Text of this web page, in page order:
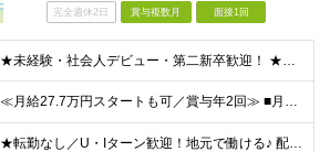
完全週休2日 賞与複数月 面接1回
★未経験・社会人デビュー・第二新卒歓迎！ ★フリーターやブランクのある方も大歓迎！ ★20～40代幅広く活躍中 ■学歴不問 ＼こんな方にピッタリ／ --------------------- □ 正
≪月給27.7万円スタートも可／賞与年2回≫ ■月給21万円～27.7万円＋各種手当＋賞与年2回 ※給与は勤務地に応じて変更します ※年齢や経験・スキルなどを考慮して決定します ※時間外手当は全額支給
★転勤なし／U・Iターン歓迎！地元で働ける♪ 配属先：東京・神奈川・千葉・長野・石川・大阪・福岡・札幌・愛知・広島にある『NTTドコモ』グループ 《勤務地一覧》 ■東京 ・東京都新宿区新宿4-1-6